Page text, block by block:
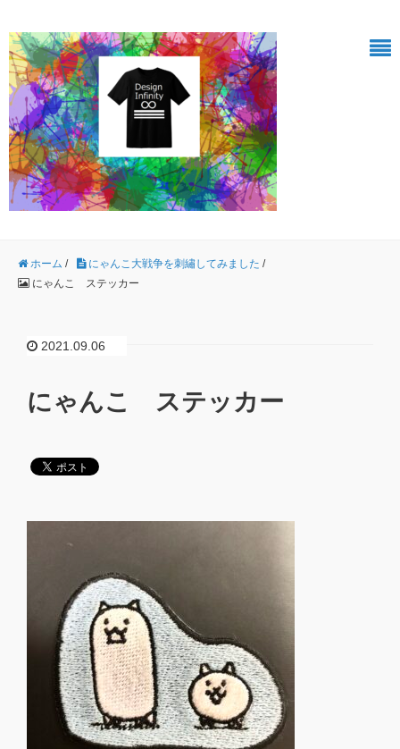
ホーム / にゃんこ大戦争を刺繡してみました /
にゃんこ ステッカー
2021.09.06
にゃんこ ステッカー